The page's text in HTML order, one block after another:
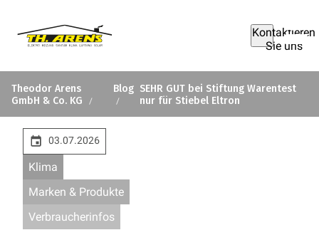
Kontaktieren
Sie uns
Theodor Arens
GmbH & Co. KG
Blog SEHR GUT bei Stiftung Warentest
nur für Stiebel Eltron
03.07.2026
Klima
Marken & Produkte
Verbraucherinfos